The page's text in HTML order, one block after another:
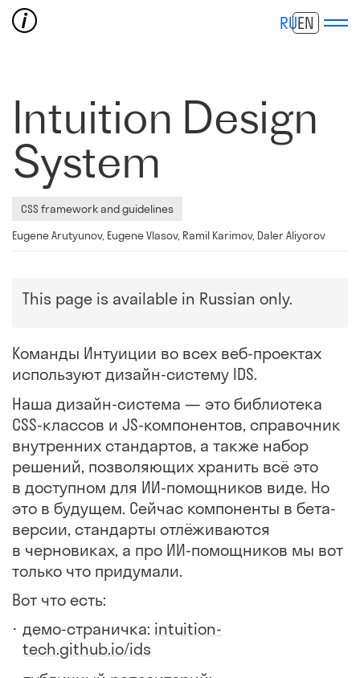
RUEN
Intuition Design
System
CSS framework and guidelines
Eugene Arutyunov, Eugene Vlasov, Ramil Karimov, Daler Aliyorov
This page is available in Russian only.
Команды Интуиции во всех веб-проектах
используют дизайн-систему IDS.
Наша дизайн-система — это библиотека
CSS-классов и JS-компонентов, справочник
внутренних стандартов, а также набор
решений, позволяющих хранить всё это
в доступном для ИИ-помощников виде. Но
это в будущем. Сейчас компоненты в бета-
версии, стандарты отлёживаются
в черновиках, а про ИИ-помощников мы вот
только что придумали.
Вот что есть:
демо-страничка: intuition-
tech.github.io/ids